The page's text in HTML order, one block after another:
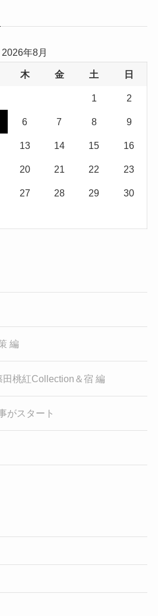
2026年8月
木 金 土 日
1 2
6 7 8 9
13 14 15 16
20 21 22 23
27 28 29 30
編
田桃紅Collection＆宿 編
がスタート